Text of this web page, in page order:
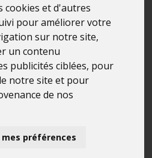
cookies et d'autres
pour améliorer votre
sur notre site,
un contenu
publicités ciblées, pour
notre site et pour
de nos
mes préférences